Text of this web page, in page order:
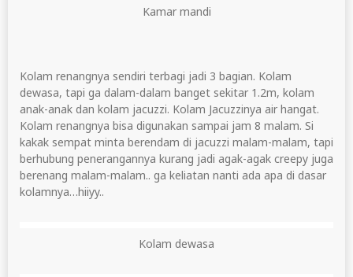
Kamar mandi
Kolam renangnya sendiri terbagi jadi 3 bagian. Kolam
dewasa, tapi ga dalam-dalam banget sekitar 1.2m, kolam
anak-anak dan kolam jacuzzi. Kolam Jacuzzinya air hangat.
Kolam renangnya bisa digunakan sampai jam 8 malam. Si
kakak sempat minta berendam di jacuzzi malam-malam, tapi
berhubung penerangannya kurang jadi agak-agak creepy juga
berenang malam-malam.. ga keliatan nanti ada apa di dasar
kolamnya…hiiyy..
Kolam dewasa